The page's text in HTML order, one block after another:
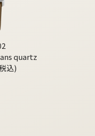
quartz
込)